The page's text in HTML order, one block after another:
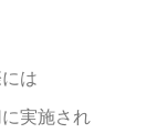
は
実施され